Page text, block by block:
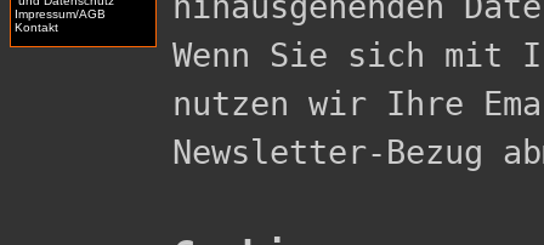
Impressum/AGB
Kontakt
Wenn Sie sich mit
nutzen wir Ihre
Newsletter-Bezug